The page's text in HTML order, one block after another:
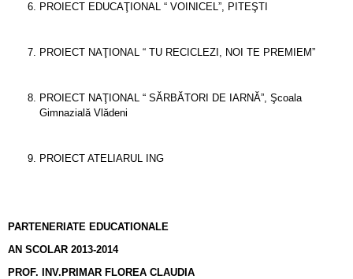
PROIECT EDUCAŢIONAL “ VOINICEL”, PITEŞTI
PROIECT NAŢIONAL “ TU RECICLEZI, NOI TE PREMIEM”
PROIECT NAŢIONAL “ SĂRBĂTORI DE IARNĂ”, Şcoala
Gimnazială Vlădeni
PROIECT ATELIARUL ING
PARTENERIATE EDUCATIONALE
AN SCOLAR 2013-2014
PROF. INV.PRIMAR FLOREA CLAUDIA